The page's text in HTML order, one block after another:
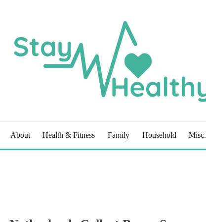
About Health & Fitness Family Household Misc.